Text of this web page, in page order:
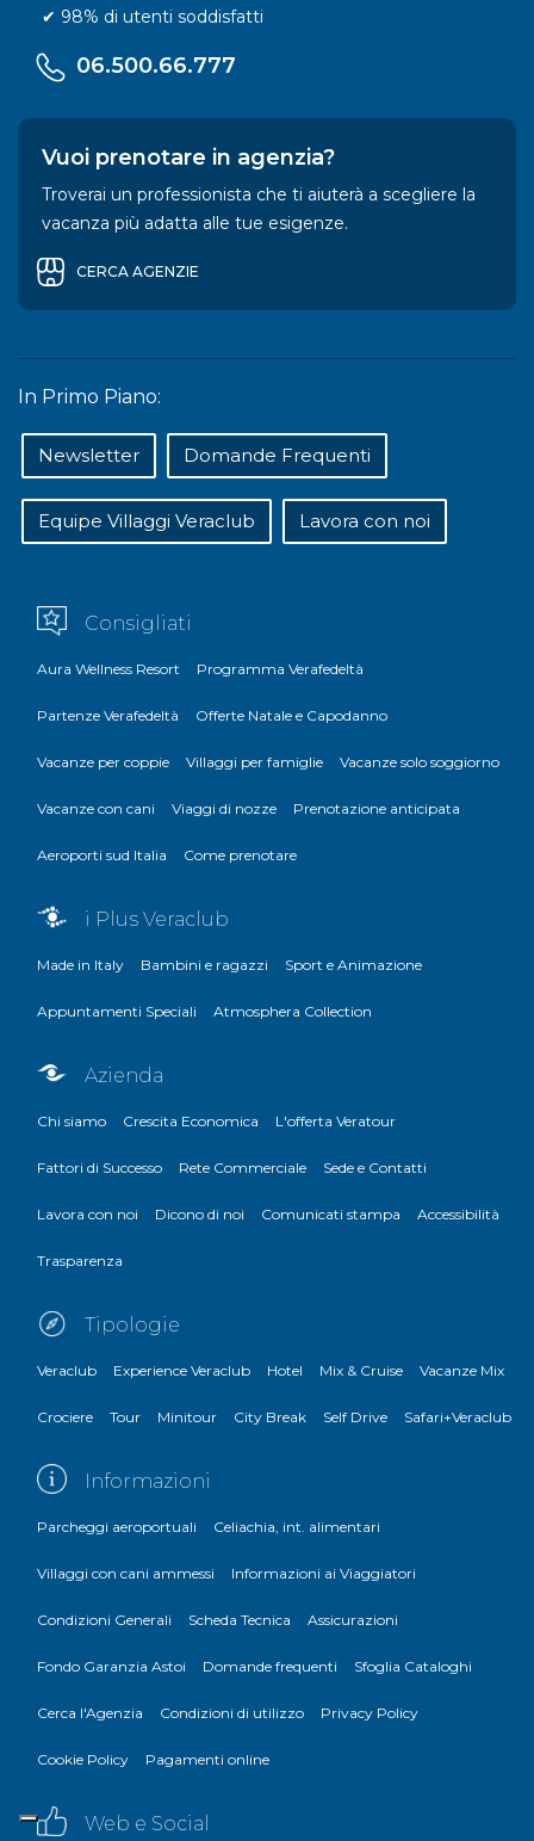
✔ 98% di utenti soddisfatti
06.500.66.777
Vuoi prenotare in agenzia?
Troverai un professionista che ti aiuterà a scegliere la
vacanza più adatta alle tue esigenze.
CERCA AGENZIE
In Primo Piano:
Newsletter Domande Frequenti
Equipe Villaggi Veraclub Lavora con noi
Consigliati
Aura Wellness Resort Programma Verafedeltà
Partenze Verafedeltà Offerte Natale e Capodanno
Vacanze per coppie Villaggi per famiglie Vacanze solo soggiorno
Vacanze con cani Viaggi di nozze Prenotazione anticipata
Aeroporti sud Italia Come prenotare
i Plus Veraclub
Made in Italy Bambini e ragazzi Sport e Animazione
Appuntamenti Speciali Atmosphera Collection
Azienda
Chi siamo Crescita Economica L'offerta Veratour
Fattori di Successo Rete Commerciale Sede e Contatti
Lavora con noi Dicono di noi Comunicati stampa Accessibilità
Trasparenza
Tipologie
Veraclub Experience Veraclub Hotel Mix & Cruise Vacanze Mix
Crociere Tour Minitour City Break Self Drive Safari+Veraclub
Informazioni
Parcheggi aeroportuali Celiachia, int. alimentari
Villaggi con cani ammessi Informazioni ai Viaggiatori
Condizioni Generali Scheda Tecnica Assicurazioni
Fondo Garanzia Astoi Domande frequenti Sfoglia Cataloghi
Cerca l'Agenzia Condizioni di utilizzo Privacy Policy
Cookie Policy Pagamenti online
Web e Social